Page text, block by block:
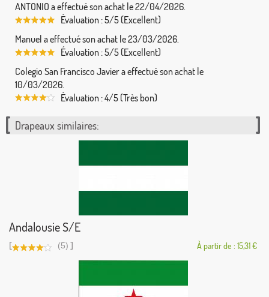
ANTONIO a effectué son achat le 22/04/2026.
Évaluation : 5/5 (Excellent)
Manuel a effectué son achat le 23/03/2026.
Évaluation : 5/5 (Excellent)
Colegio San Francisco Javier a effectué son achat le
10/03/2026.
Évaluation : 4/5 (Très bon)
Drapeaux similaires:
Andalousie S/E
[ (5) ] À partir de : 15,31 €